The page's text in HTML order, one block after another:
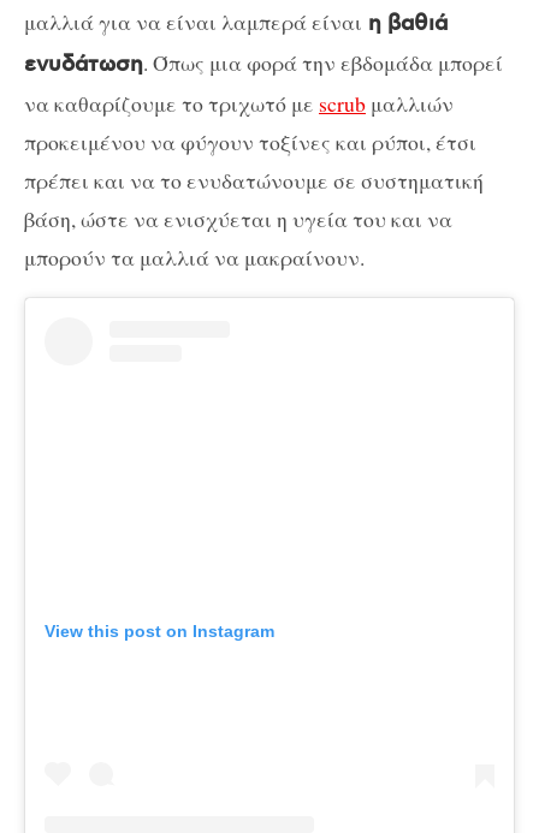
μαλλιά για να είναι λαμπερά είναι η βαθιά
ενυδάτωση. Όπως μια φορά την εβδομάδα μπορεί
να καθαρίζουμε το τριχωτό με scrub μαλλιών
προκειμένου να φύγουν τοξίνες και ρύποι, έτσι
πρέπει και να το ενυδατώνουμε σε συστηματική
βάση, ώστε να ενισχύεται η υγεία του και να
μπορούν τα μαλλιά να μακραίνουν.
View this post on Instagram